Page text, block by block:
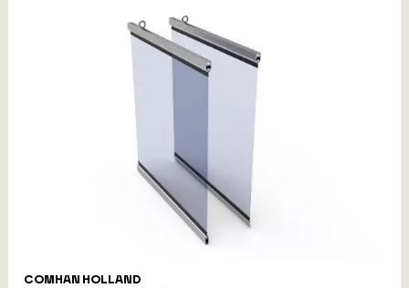
COMHAN HOLLAND